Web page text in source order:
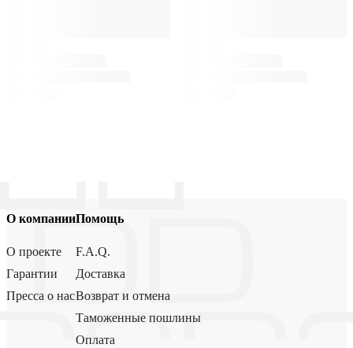
О компании
О проекте
Гарантии
Пресса о нас
Помощь
F.A.Q.
Доставка
Возврат и отмена
Таможенные пошлины
Оплата